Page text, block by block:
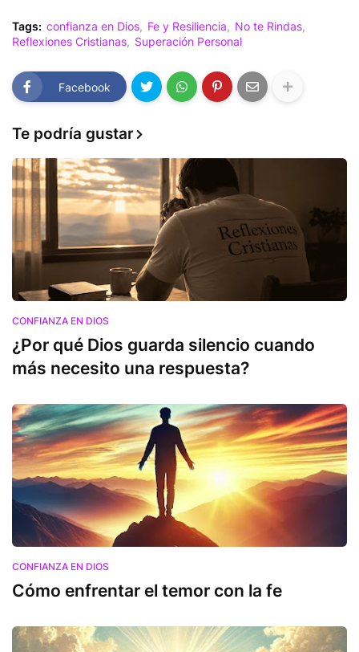
Tags: confianza en Dios Fe y Resiliencia
No te Rindas
Reflexiones Cristianas
Superación Personal
Facebook
Te podría gustar
CONFIANZA EN DIOS
¿Por qué Dios guarda silencio cuando
más necesito una respuesta?
CONFIANZA EN DIOS
Cómo enfrentar el temor con la fe